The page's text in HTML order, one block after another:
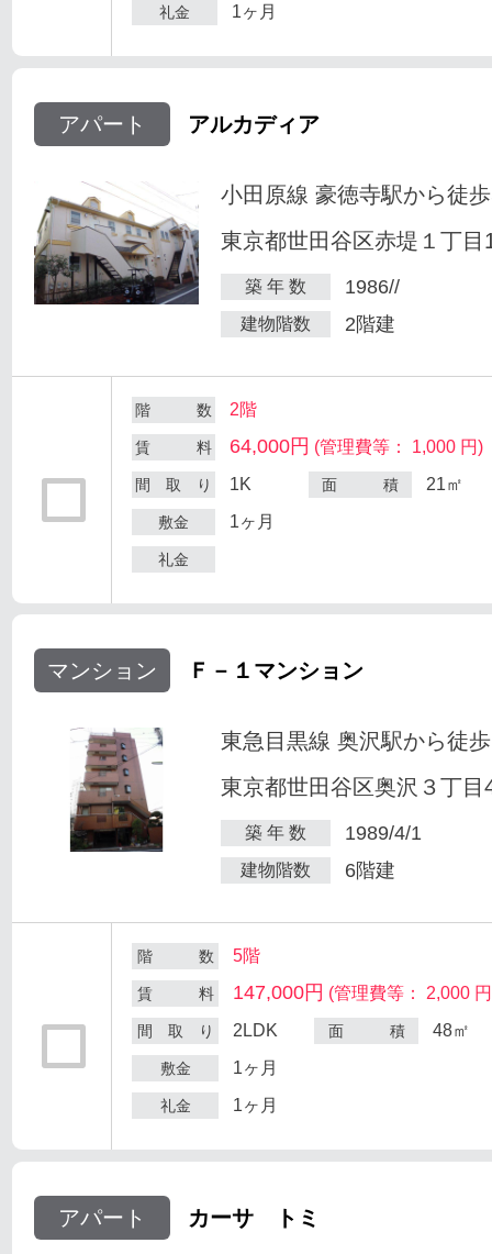
礼金 1ヶ月
アパート アルカディア
小田原線 豪徳寺駅から徒
東京都世田谷区赤堤１丁目
築 年 数 1986//
建物階数 2階建
階 数 2階
賃 料 64,000円 (管理費等： 1,000 円)
間 取 り 1K 面 積 21㎡
敷金 1ヶ月
礼金
マンション Ｆ－１マンション
東急目黒線 奥沢駅から徒
東京都世田谷区奥沢３丁目
築 年 数 1989/4/1
建物階数 6階建
階 数 5階
賃 料 147,000円 (管理費等： 2,000
間 取 り 2LDK 面 積 48㎡
敷金 1ヶ月
礼金 1ヶ月
アパート カーサ トミ